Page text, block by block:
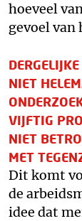
hoeveel
gevoel
NIET
VIJFTIG
NIET
MET
Dit komt
de
idee dat